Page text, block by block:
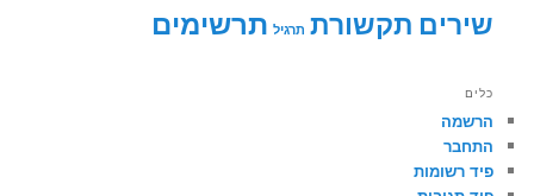
שירים תקשורת תרגיל תרשימים
כלים
הרשמה
התחבר
פיד רשומות